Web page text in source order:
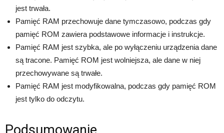
jest trwała.
Pamięć RAM przechowuje dane tymczasowo, podczas gdy
pamięć ROM zawiera podstawowe informacje i instrukcje.
Pamięć RAM jest szybka, ale po wyłączeniu urządzenia dane
są tracone. Pamięć ROM jest wolniejsza, ale dane w niej
przechowywane są trwałe.
Pamięć RAM jest modyfikowalna, podczas gdy pamięć ROM
jest tylko do odczytu.
Podsumowanie